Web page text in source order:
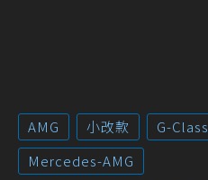
AMG 小改款 G-Class
Mercedes-AMG